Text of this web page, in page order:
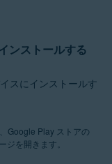
ンストールする
スにインストールす
Google Play ストアの
ジを開きます。